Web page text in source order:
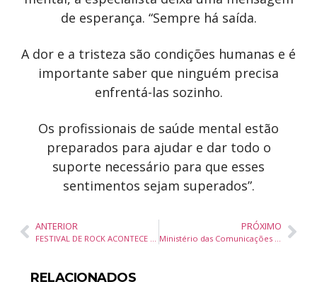
de esperança. “Sempre há saída.
A dor e a tristeza são condições humanas e é
importante saber que ninguém precisa
enfrentá-las sozinho.
Os profissionais de saúde mental estão
preparados para ajudar e dar todo o
suporte necessário para que esses
sentimentos sejam superados”.
ANTERIOR PRÓXIMO
RELACIONADOS